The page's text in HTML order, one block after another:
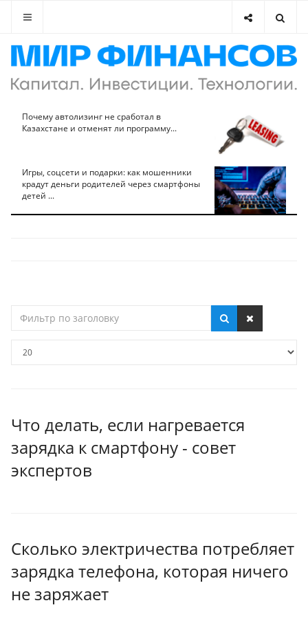
Почему автолизинг не сработал в
Казахстане и отменят ли программу...
Игры, соцсети и подарки: как мошенники
крадут деньги родителей через смартфоны
детей ...
по
Что делать, если нагревается
зарядка к смартфону - совет
экспертов
Сколько электричества потребляет
зарядка телефона, которая ничего
не заряжает